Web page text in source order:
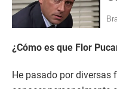
¿Cómo es que Flor
He pasado por diversas